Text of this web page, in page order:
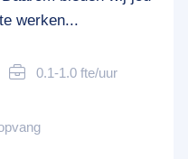
werken...
0.1-1.0 fte/uur